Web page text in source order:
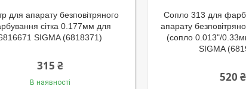
для апарату безповітряного
сітка 0.177мм для
SIGMA (6818371)
315 ₴
В наявності
Сопло 313 для
апарату
(сопло 0.013"/
SIGMA
520 ₴